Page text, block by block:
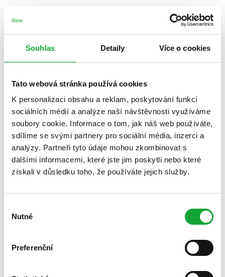
Souhlas Detaily Více o cookies
Tato webová stránka používá cookies
K personalizaci obsahu a reklam, poskytování funkcí
sociálních médií a analýze naší návštěvnosti využíváme
soubory cookie. Informace o tom, jak náš web používáte,
sdílíme se svými partnery pro sociální média, inzerci a
analýzy. Partneři tyto údaje mohou zkombinovat s
dalšími informacemi, které jste jim poskytli nebo které
získali v důsledku toho, že používáte jejich služby.
souhlasu
Nutné
Preferenční